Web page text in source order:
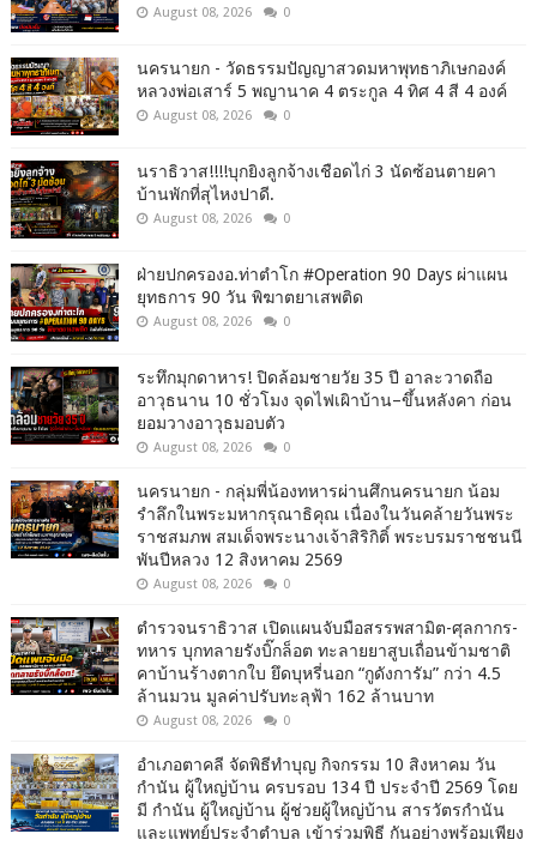
August 08, 2026 0
นครนายก - วัดธรรมปัญญาสวดมหาพุทธาภิเษกองค์
หลวงพ่อเสาร์ 5 พญานาค 4 ตระกูล 4 ทิศ 4 สี 4 องค์
August 08, 2026 0
นราธิวาส!!!!บุกยิงลูกจ้างเชือดไก่ 3 นัดซ้อนตายคา
บ้านพักที่สุไหงปาดี.
August 08, 2026 0
ฝ่ายปกครองอ.ท่าตำโก #Operation 90 Days ผ่าแผน
ยุทธการ 90 วัน พิฆาตยาเสพติด
August 08, 2026 0
ระทึกมุกดาหาร! ปิดล้อมชายวัย 35 ปี อาละวาดถือ
อาวุธนาน 10 ชั่วโมง จุดไฟเผิาบ้าน–ขึ้นหลังคา ก่อน
ยอมวางอาวุธมอบตัว
August 08, 2026 0
นครนายก - กลุ่มพี่น้องทหารผ่านศึกนครนายก น้อม
รำลึกในพระมหากรุณาธิคุณ เนื่องในวันคล้ายวันพระ
ราชสมภพ สมเด็จพระนางเจ้าสิริกิติ์ พระบรมราชชนนี
พันปีหลวง 12 สิงหาคม 2569
August 08, 2026 0
ตำรวจนราธิวาส เปิดแผนจับมือสรรพสามิต-ศุลกากร-
ทหาร บุกทลายรังบิ๊กล็อต ทะลายยาสูบเถื่อนข้ามชาติ
คาบ้านร้างตากใบ ยึดบุหรี่นอก “กูดังการัม” กว่า 4.5
ล้านมวน มูลค่าปรับทะลุฟ้า 162 ล้านบาท
August 08, 2026 0
อำเภอตาคลี จัดพิธีทำบุญ กิจกรรม 10 สิงหาคม วัน
กำนัน ผู้ใหญ่บ้าน ครบรอบ 134 ปี ประจำปี 2569 โดย
มี กำนัน ผู้ใหญ่บ้าน ผู้ช่วยผู้ใหญ่บ้าน สารวัตรกำนัน
และแพทย์ประจำตำบล เข้าร่วมพิธี กันอย่างพร้อมเพียง